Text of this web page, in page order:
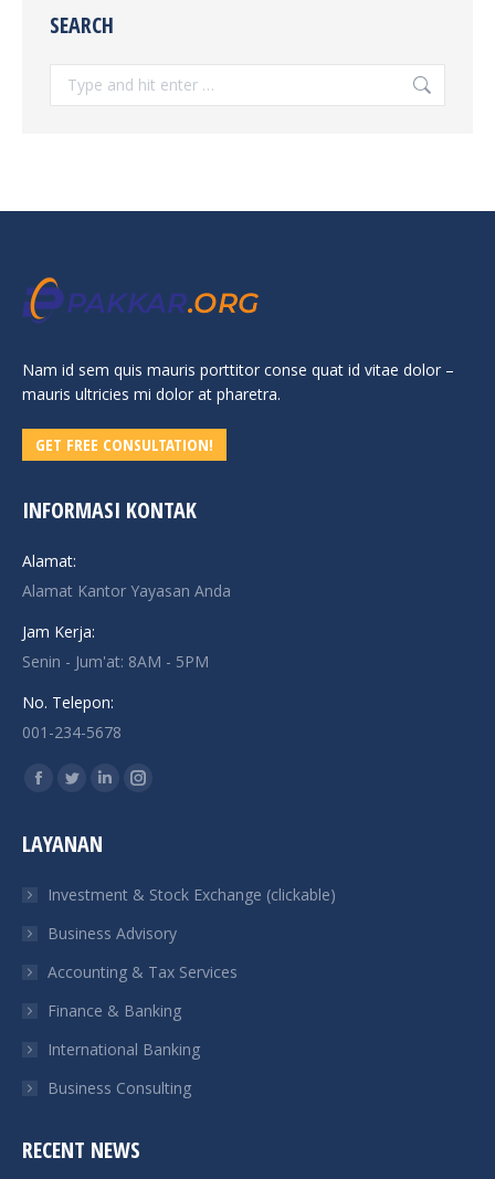
SEARCH
Search:
Nam id sem quis mauris porttitor conse quat id vitae dolor –
mauris ultricies mi dolor at pharetra.
GET FREE CONSULTATION!
INFORMASI KONTAK
Alamat:
Alamat Kantor Yayasan Anda
Jam Kerja:
Senin - Jum'at: 8AM - 5PM
No. Telepon:
001-234-5678
Find us on:
Facebook
opens
new
window
Twitter
opens
new
window
Linkedin
new
window
Instagram
new
window
LAYANAN
Investment & Stock Exchange (clickable)
Business Advisory
Accounting & Tax Services
Finance & Banking
International Banking
Business Consulting
RECENT NEWS